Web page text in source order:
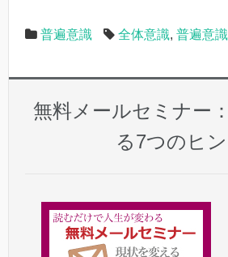
普遍意識 全体意識, 普遍意識
無料メールセミナー
る7つのヒン